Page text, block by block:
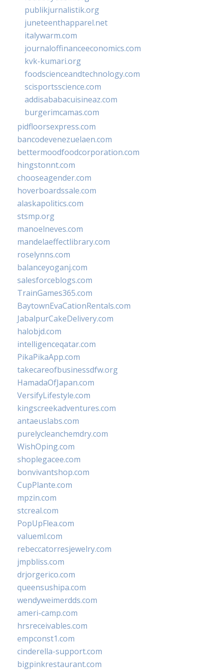
publikjurnalistik.org
juneteenthapparel.net
italywarm.com
journaloffinanceeconomics.com
kvk-kumari.org
foodscienceandtechnology.com
scisportsscience.com
addisababacuisineaz.com
burgerimcamas.com
pidfloorsexpress.com
bancodevenezuelaen.com
bettermoodfoodcorporation.com
hingstonnt.com
chooseagender.com
hoverboardssale.com
alaskapolitics.com
stsmp.org
manoelneves.com
mandelaeffectlibrary.com
roselynns.com
balanceyoganj.com
salesforceblogs.com
TrainGames365.com
BaytownEvaCationRentals.com
JabalpurCakeDelivery.com
halobjd.com
intelligenceqatar.com
PikaPikaApp.com
takecareofbusinessdfw.org
HamadaOfJapan.com
VersifyLifestyle.com
kingscreekadventures.com
antaeuslabs.com
purelycleanchemdry.com
WishOping.com
shoplegacee.com
bonvivantshop.com
CupPlante.com
mpzin.com
stcreal.com
PopUpFlea.com
valueml.com
rebeccatorresjewelry.com
jmpbliss.com
drjorgerico.com
queensushipa.com
wendyweimerdds.com
ameri-camp.com
hrsreceivables.com
empconst1.com
cinderella-support.com
bigpinkrestaurant.com